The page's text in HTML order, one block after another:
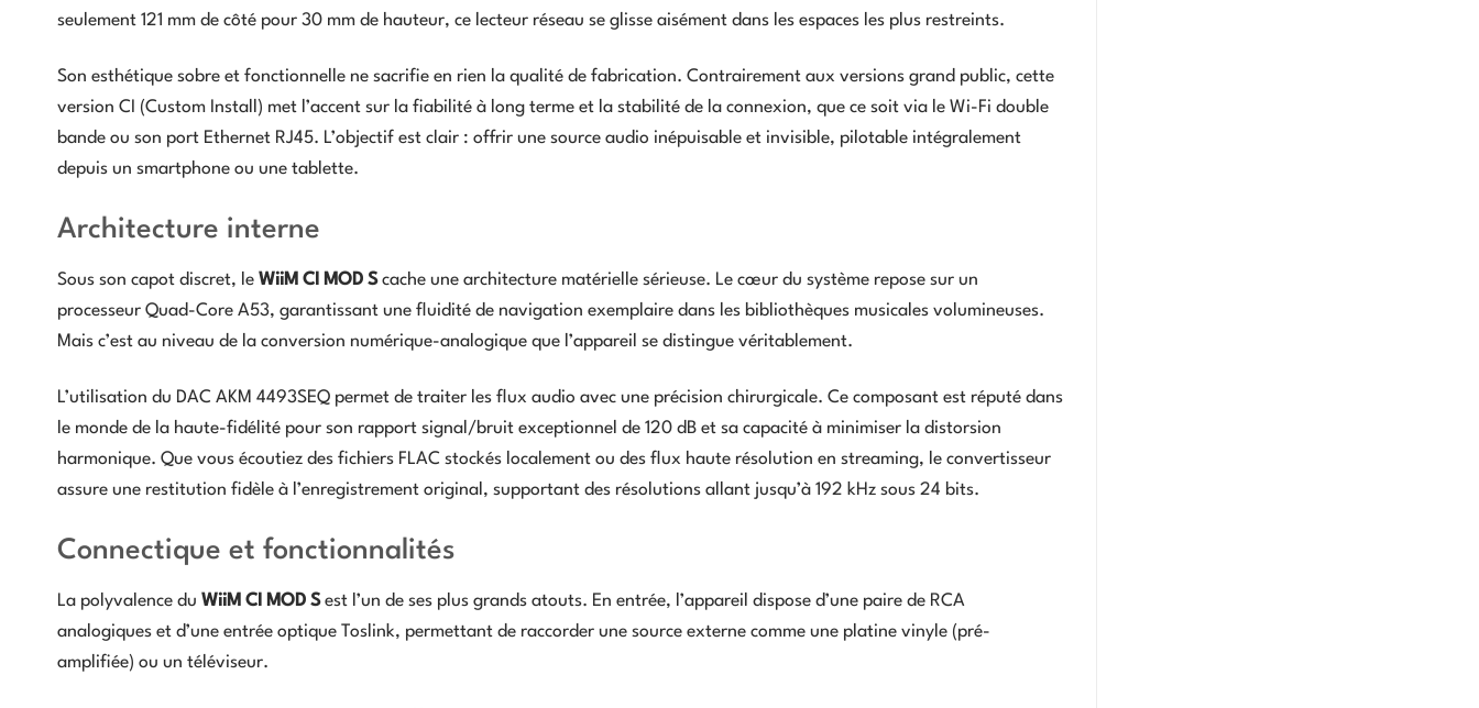
seulement 121 mm de côté pour 30 mm de hauteur, ce lecteur réseau se glisse aisément dans les espaces les plus restreints.
Son esthétique sobre et fonctionnelle ne sacrifie en rien la qualité de fabrication. Contrairement aux versions grand public, cette
version CI (Custom Install) met l’accent sur la fiabilité à long terme et la stabilité de la connexion, que ce soit via le Wi-Fi double
bande ou son port Ethernet RJ45. L’objectif est clair : offrir une source audio inépuisable et invisible, pilotable intégralement
depuis un smartphone ou une tablette.
Architecture interne
Sous son capot discret, le WiiM CI MOD Scache une architecture matérielle sérieuse. Le cœur du système repose sur un
processeur Quad-Core A53, garantissant une fluidité de navigation exemplaire dans les bibliothèques musicales volumineuses.
Mais c’est au niveau de la conversion numérique-analogique que l’appareil se distingue véritablement.
L’utilisation du DAC AKM 4493SEQ permet de traiter les flux audio avec une précision chirurgicale. Ce composant est réputé dans
le monde de la haute-fidélité pour son rapport signal/bruit exceptionnel de 120 dB et sa capacité à minimiser la distorsion
harmonique. Que vous écoutiez des fichiers FLAC stockés localement ou des flux haute résolution en streaming, le convertisseur
assure une restitution fidèle à l’enregistrement original, supportant des résolutions allant jusqu’à 192 kHz sous 24 bits.
Connectique et fonctionnalités
La polyvalence du WiiM CI MOD Sest l’un de ses plus grands atouts. En entrée, l’appareil dispose d’une paire de RCA
analogiques et d’une entrée optique Toslink, permettant de raccorder une source externe comme une platine vinyle (pré-
amplifiée) ou un téléviseur.